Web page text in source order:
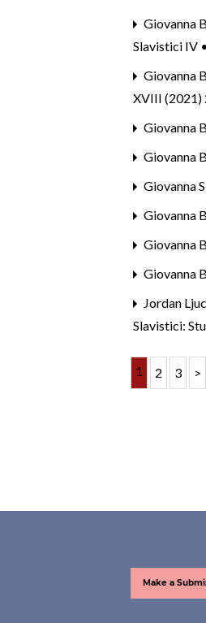
Giovanna
Slavistici IV
Giovanna
XVIII (2021)
Giovanna
Giovanna
Giovanna
Giovanna
Giovanna
Giovanna
Jordan
Slavistici:
1 2 3 >
Make a